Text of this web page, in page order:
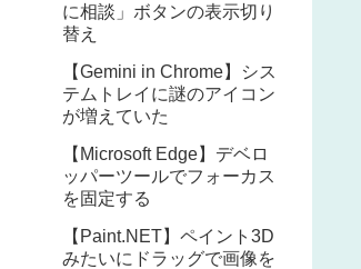
に相談」ボタンの表示切り
替え
【Gemini in Chrome】シス
テムトレイに謎のアイコン
が増えていた
【Microsoft Edge】デベロ
ッパーツールでフォーカス
を固定する
【Paint.NET】ペイント3D
みたいにドラッグで画像を